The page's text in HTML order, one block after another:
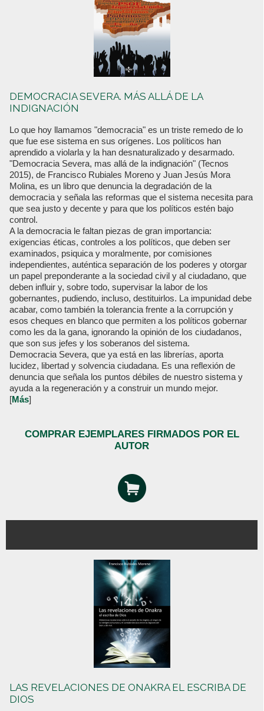
DEMOCRACIA SEVERA. MÁS ALLÁ DE LA
INDIGNACIÓN
Lo que hoy llamamos "democracia" es un triste remedo de lo
que fue ese sistema en sus orígenes. Los políticos han
aprendido a violarla y la han desnaturalizado y desarmado.
"Democracia Severa, mas allá de la indignación" (Tecnos
2015), de Francisco Rubiales Moreno y Juan Jesús Mora
Molina, es un libro que denuncia la degradación de la
democracia y señala las reformas que el sistema necesita para
que sea justo y decente y para que los políticos estén bajo
control.
A la democracia le faltan piezas de gran importancia:
exigencias éticas, controles a los políticos, que deben ser
examinados, psiquica y moralmente, por comisiones
independientes, auténtica separación de los poderes y otorgar
un papel preponderante a la sociedad civil y al ciudadano, que
deben influir y, sobre todo, supervisar la labor de los
gobernantes, pudiendo, incluso, destituirlos. La impunidad debe
acabar, como también la tolerancia frente a la corrupción y
esos cheques en blanco que permiten a los políticos gobernar
como les da la gana, ignorando la opinión de los ciudadanos,
que son sus jefes y los soberanos del sistema.
Democracia Severa, que ya está en las librerías, aporta
lucidez, libertad y solvencia ciudadana. Es una reflexión de
denuncia que señala los puntos débiles de nuestro sistema y
ayuda a la regeneración y a construir un mundo mejor.
[Más]
COMPRAR EJEMPLARES FIRMADOS POR EL
AUTOR
LAS REVELACIONES DE ONAKRA EL ESCRIBA DE
DIOS